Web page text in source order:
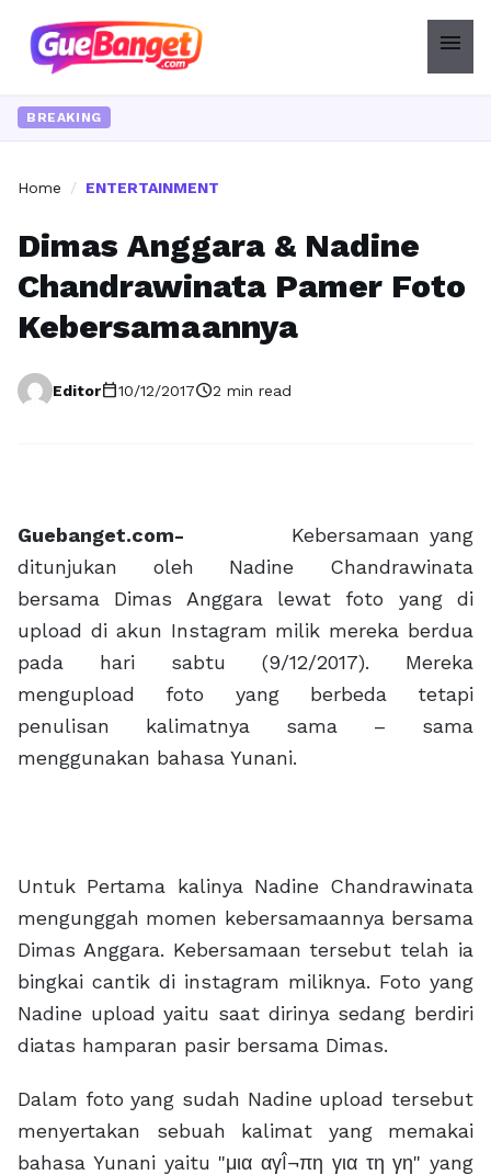
menu
BREAKING
Home / ENTERTAINMENT
Dimas Anggara & Nadine
Chandrawinata Pamer Foto
Kebersamaannya
Editorcalendar_today10/12/2017schedule2 min read
Guebanget.com-
Kebersamaan yang
ditunjukan oleh Nadine Chandrawinata
bersama Dimas Anggara lewat foto yang di
upload di akun Instagram milik mereka berdua
pada hari sabtu (9/12/2017). Mereka
mengupload foto yang berbeda tetapi
penulisan kalimatnya sama – sama
menggunakan bahasa Yunani.
Untuk Pertama kalinya Nadine Chandrawinata
mengunggah momen kebersamaannya bersama
Dimas Anggara. Kebersamaan tersebut telah ia
bingkai cantik di instagram miliknya. Foto yang
Nadine upload yaitu saat dirinya sedang berdiri
diatas hamparan pasir bersama Dimas.
Dalam foto yang sudah Nadine upload tersebut
menyertakan sebuah kalimat yang memakai
bahasa Yunani yaitu "μια αγÎ¬πη για τη γη" yang